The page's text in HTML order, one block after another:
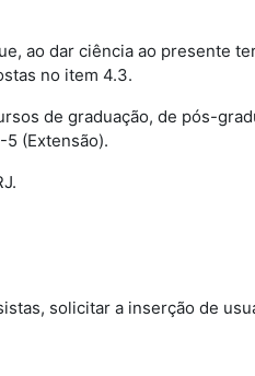
ao dar ciência ao presente
no item 4.3.
de graduação, de pós-
5 (Extensão).
solicitar a inserção de